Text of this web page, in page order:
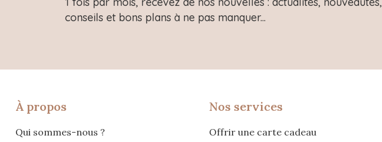
conseils et bons plans à ne pas manquer...
À propos
Qui sommes-nous ?
Nos services
Offrir une carte cadeau